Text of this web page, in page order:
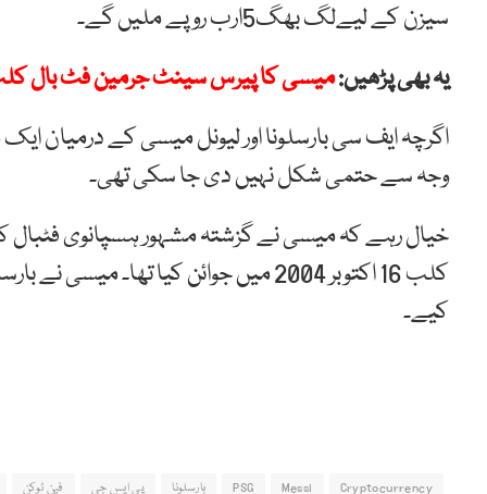
سیزن کے لیےلگ بھگ5ارب روپے ملیں گے۔
یہ بھی پڑھیں:میسی کا پیرس سینٹ جرمین فٹ بال
اگرچہ ایف سی بارسلونا اور لیونل میسی کے درمیان
وجہ سے حتمی شکل نہیں دی جا سکی تھی۔
کیے۔
Cryptocurrency
Messi
PSG بارسلونا پی ایس جی فین ٹوکن